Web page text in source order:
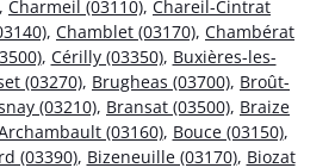
, Charmeil (03110), Chareil-Cintrat
, Chamblet (03170), Chambérat
, Cérilly (03350), Buxières-les-
(03270), Brugheas (03700), Broût-
(03210), Bransat (03500), Braize
(03160), Bouce (03150),
(03390), Bizeneuille (03170), Biozat